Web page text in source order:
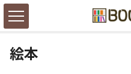
絵本